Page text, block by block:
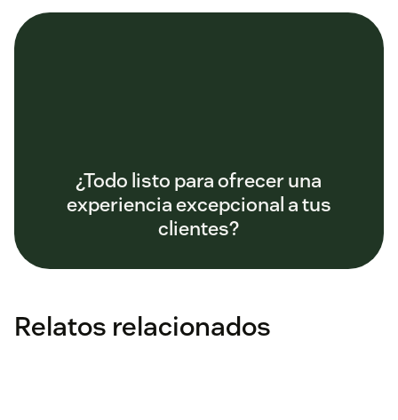
¿Todo listo para ofrecer una
experiencia excepcional a tus
clientes?
Relatos relacionados